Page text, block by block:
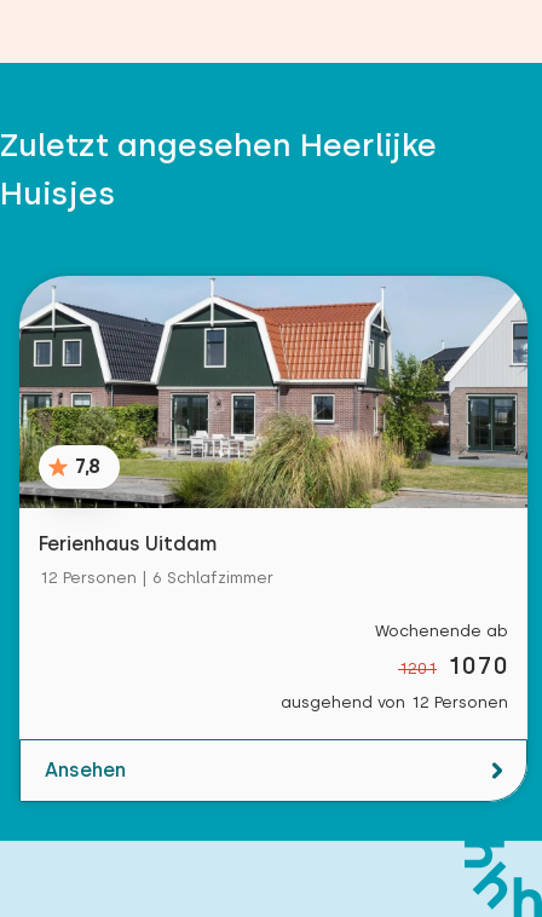
Zuletzt angesehen Heerlijke
Huisjes
7,8
Ferienhaus Uitdam
12 Personen | 6 Schlafzimmer
Wochenende ab
1201 1070
ausgehend von 12 Personen
Ansehen